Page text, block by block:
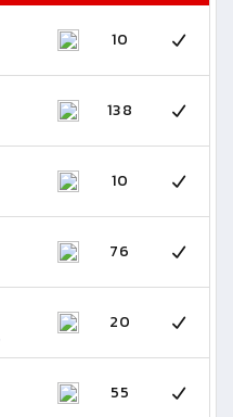
10
138
10
76
20
55